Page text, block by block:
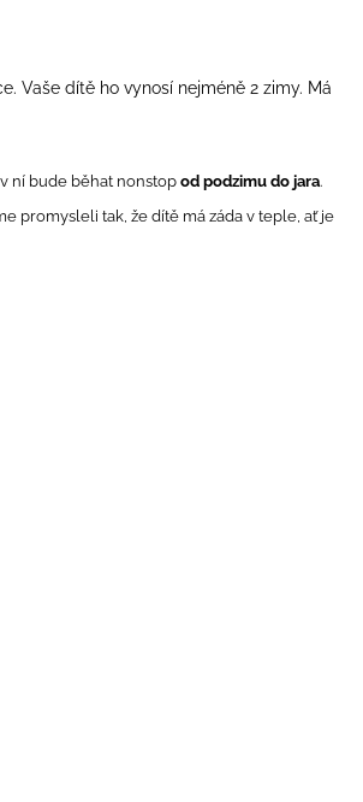
Vaše dítě ho vynosí nejméně 2 zimy. Má
v ní bude běhat nonstopod podzimu do jara.
promysleli tak, že dítě má záda v teple, ať je